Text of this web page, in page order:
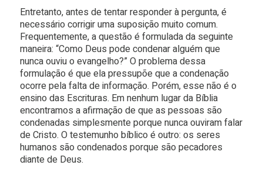
Entretanto, antes de tentar responder à pergunta, é
necessário corrigir uma suposição muito comum.
Frequentemente, a questão é formulada da seguinte
maneira: “Como Deus pode condenar alguém que
nunca ouviu o evangelho?” O problema dessa
formulação é que ela pressupõe que a condenação
ocorre pela falta de informação. Porém, esse não é o
ensino das Escrituras. Em nenhum lugar da Bíblia
encontramos a afirmação de que as pessoas são
condenadas simplesmente porque nunca ouviram falar
de Cristo. O testemunho bíblico é outro: os seres
humanos são condenados porque são pecadores
diante de Deus.